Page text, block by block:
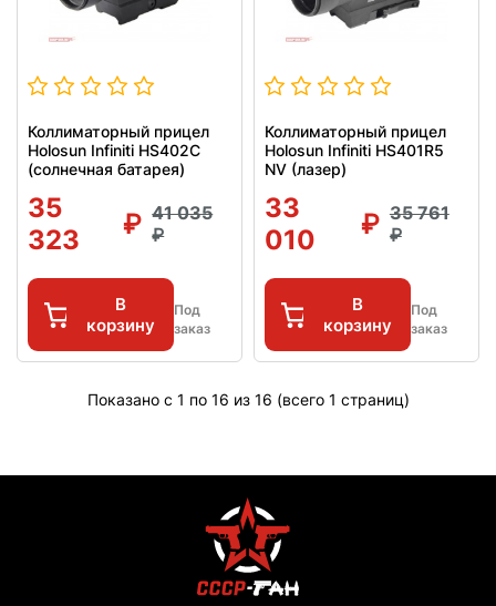
Коллиматорный прицел
Holosun Infiniti HS402C
(солнечная батарея)
35
323
41 035
В
корзину
Под
заказ
Коллиматорный прицел
Holosun Infiniti HS401R5
NV (лазер)
33
010
35 761
В
корзину
Под
заказ
Показано с 1 по 16 из 16 (всего 1 страниц)